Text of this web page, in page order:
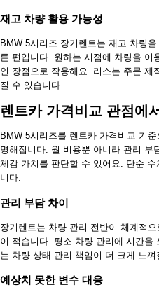
재고 차량 활용 가능성
BMW 5시리즈 장기렌트는 재고 차량
른 편입니다. 원하는 시점에 차량을 이
인 장점으로 작용해요. 리스는 주문 제
질 수 있습니다.
렌트카 가격비교 관점에
BMW 5시리즈를 렌트카 가격비교 기
명해집니다. 월 비용뿐 아니라 관리 부
체감 가치를 판단할 수 있어요. 단순
니다.
관리 부담 차이
장기렌트는 차량 관리 전반이 체계적
이 적습니다. 평소 차량 관리에 시간을
는 차량 상태 관리 책임이 더 크게 느껴
예상치 못한 변수 대응